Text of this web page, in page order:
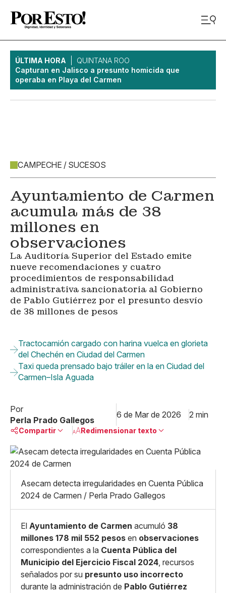
ÚLTIMA HORA
QUINTANA ROO
Capturan en Jalisco a presunto homicida que
operaba en Playa del Carmen
CAMPECHE / SUCESOS
Ayuntamiento de Carmen
acumula más de 38
millones en
observaciones
La Auditoría Superior del Estado emite
nueve recomendaciones y cuatro
procedimientos de responsabilidad
administrativa sancionatoria al Gobierno
de Pablo Gutiérrez por el presunto desvío
de 38 millones de pesos
Tractocamión cargado con harina vuelca en glorieta
del Chechén en Ciudad del Carmen
Taxi queda prensado bajo tráiler en la en Ciudad del
Carmen–Isla Aguada
Por
Perla Prado Gallegos
6 de Mar de 2026 2 min
Compartir
Linkedin
X
Whatsapp
Copiar enlace
Redimensionar texto
Grande
Asecam detecta irregularidades en Cuenta Pública
2024 de Carmen / Perla Prado Gallegos
El Ayuntamiento de Carmen acumuló 38
millones 178 mil 552 pesos en observaciones
correspondientes a la Cuenta Pública del
Municipio del Ejercicio Fiscal 2024, recursos
señalados por su presunto uso incorrecto
durante la administración de Pablo Gutiérrez